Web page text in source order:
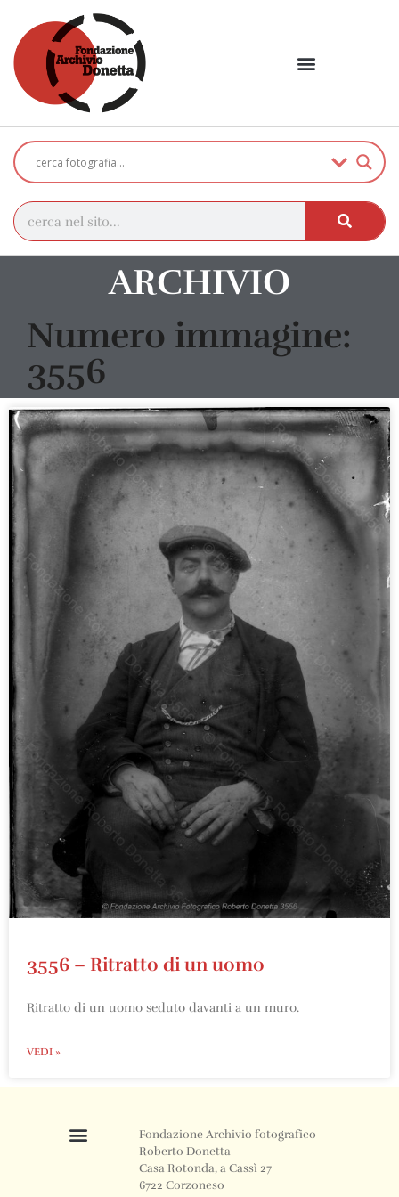
ARCHIVIO
Numero immagine:
3556
3556 – Ritratto di un uomo
Ritratto di un uomo seduto davanti a un muro.
VEDI »
Fondazione Archivio fotografico
Roberto Donetta
Casa Rotonda, a Cassì 27
6722 Corzoneso